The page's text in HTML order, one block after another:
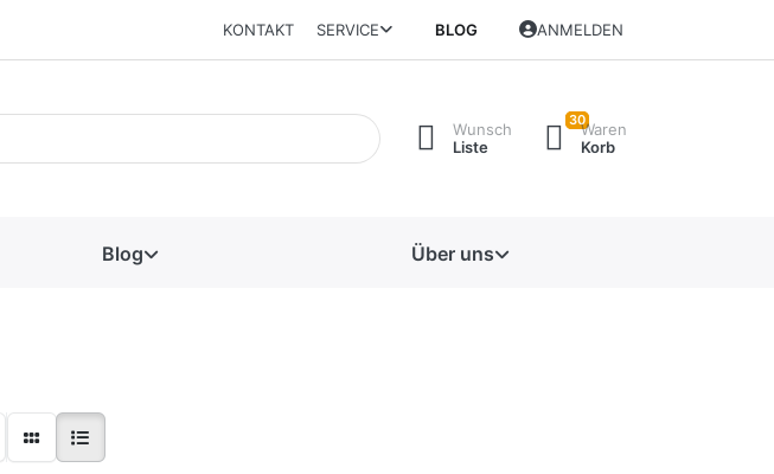
KONTAKT SERVICE BLOG ANMELDEN
Wunsch
Liste
30Waren
Korb
Blog Über uns